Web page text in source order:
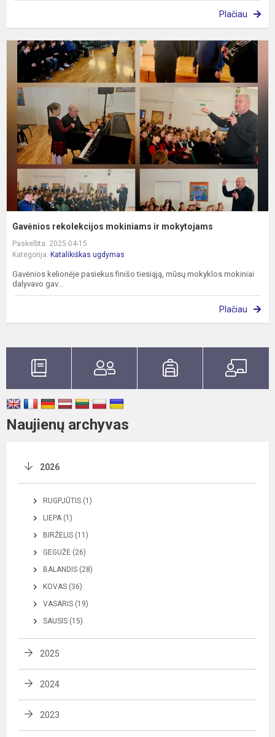
Plačiau
Gavėnios rekolekcijos mokiniams ir mokytojams
Paskelbta: 2025-04-15
Kategorija: Katalikiškas ugdymas
Gavėnios kelionėje pasiekus finišo tiesiąją, mūsų mokyklos mokiniai
dalyvavo gav...
Plačiau
Naujienų archyvas
2026
RUGPJŪTIS (1)
LIEPA (1)
BIRŽELIS (11)
GEGUŽĖ (26)
BALANDIS (28)
KOVAS (36)
VASARIS (19)
SAUSIS (15)
2025
2024
2023